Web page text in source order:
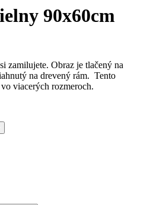
90x60cm
zamilujete. Obraz je tlačený na
na drevený rám. Tento
viacerých rozmeroch.